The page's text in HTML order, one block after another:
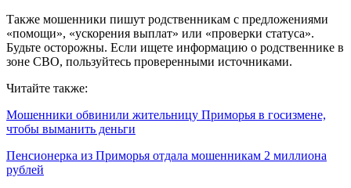
Также мошенники пишут родственникам с предложениями
«помощи», «ускорения выплат» или «проверки статуса».
Будьте осторожны. Если ищете информацию о родственнике в
зоне СВО, пользуйтесь проверенными источниками.
Читайте также:
Мошенники обвинили жительницу Приморья в госизмене,
чтобы выманить деньги
Пенсионерка из Приморья отдала мошенникам 2 миллиона
рублей